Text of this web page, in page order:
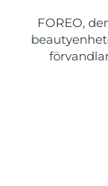
FOREO,